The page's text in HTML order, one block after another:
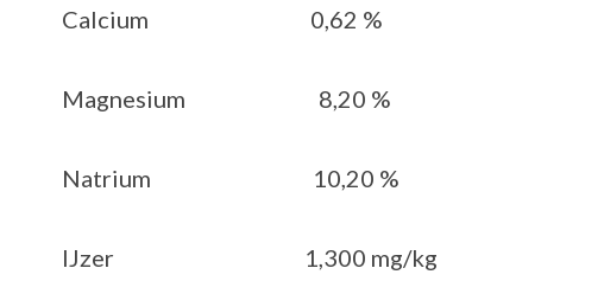
Calcium 0,62 %
Magnesium 8,20 %
Natrium 10,20 %
IJzer 1,300 mg/kg